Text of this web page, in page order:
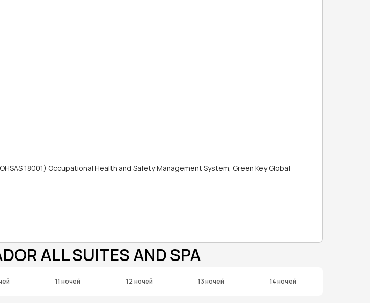
18001) Occupational Health and Safety Management System, Green Key Global
ALL SUITES AND SPA
11 ночей 12 ночей 13 ночей 14 ночей